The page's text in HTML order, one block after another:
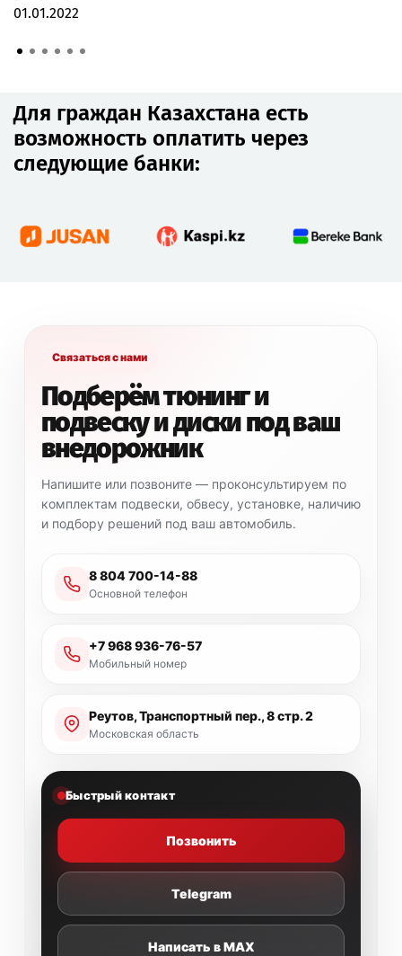
01.01.2022
Для граждан Казахстана есть
возможность оплатить через
следующие банки:
Связаться с нами
Подберём тюнинг и
подвеску и диски под ваш
внедорожник
Напишите или позвоните — проконсультируем по
комплектам подвески, обвесу, установке, наличию
и подбору решений под ваш автомобиль.
8 804 700-14-88
Основной телефон
+7 968 936-76-57
Мобильный номер
Реутов, Транспортный пер., 8 стр. 2
Московская область
Быстрый контакт
Позвонить
Telegram
Написать в MAX